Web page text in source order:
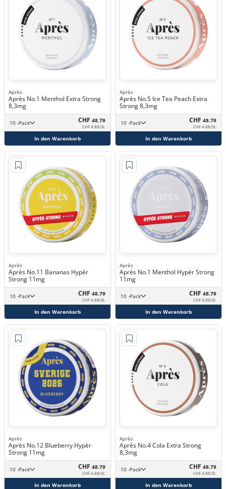
Après
Après No.1 Menthol Extra Strong
8,3mg
10 -Pack CHF 48.79
CHF 4.88/St.
In den Warenkorb
Après
Après No.5 Ice Tea Peach Extra
Strong 8,3mg
10 -Pack CHF 48.79
CHF 4.88/St.
In den Warenkorb
Après
Après No.11 Bananas Hypèr
Strong 11mg
10 -Pack CHF 48.79
CHF 4.88/St.
In den Warenkorb
Après
Après No.1 Menthol Hypèr Strong
11mg
10 -Pack CHF 48.79
CHF 4.88/St.
In den Warenkorb
Après
Après No.12 Blueberry Hypèr
Strong 11mg
10 -Pack CHF 48.79
CHF 4.88/St.
In den Warenkorb
Après
Après No.4 Cola Extra Strong
8,3mg
10 -Pack CHF 48.79
CHF 4.88/St.
In den Warenkorb